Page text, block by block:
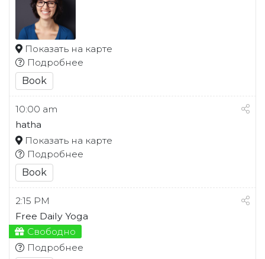
Показать на карте
Подробнее
Book
10:00 am
hatha
Показать на карте
Подробнее
Book
2:15 PM
Free Daily Yoga
Свободно
Подробнее